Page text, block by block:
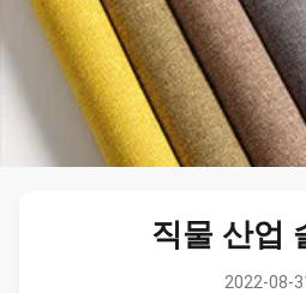
직물 산업
2022-08-